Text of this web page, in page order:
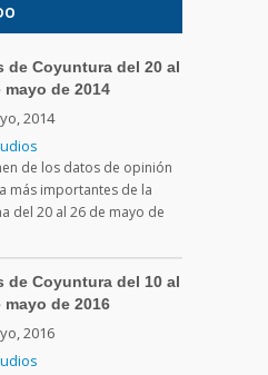
de Coyuntura del 20 al
mayo de 2014
2014
de los datos de opinión
más importantes de la
del 20 al 26 de mayo de
de Coyuntura del 10 al
mayo de 2016
2016